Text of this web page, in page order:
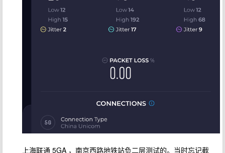
上海联通 5GA ，南京西路地铁站负二层测试的。当时忘记截